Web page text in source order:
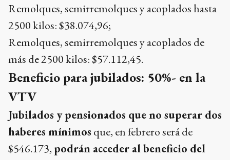
Remolques, semirremolques y acoplados hasta
2500 kilos: $38.074,96;
Remolques, semirremolques y acoplados de
más de 2500 kilos: $57.112,45.
Beneficio para jubilados: 50%- en la
VTV
Jubilados y pensionados que no superar dos
haberes mínimos que, en febrero será de
$546.173, podrán acceder al beneficio del